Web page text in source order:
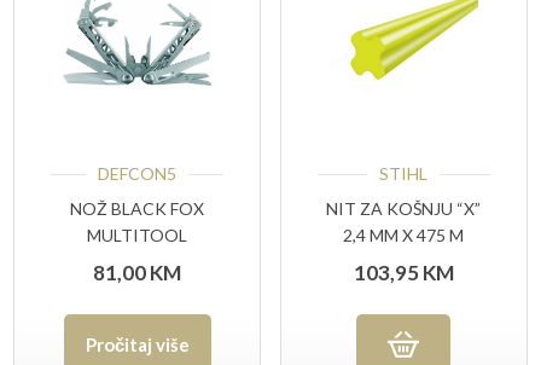
DEFCON5
NOŽ BLACK FOX
MULTITOOL
ENDURANCE BF-203
81,00KM
Pročitaj više
STIHL
NIT ZA KOŠNJU “X”
2,4 MM X 475 M
103,95KM